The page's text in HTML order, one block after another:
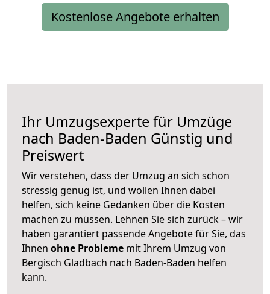
Kostenlose Angebote erhalten
Ihr Umzugsexperte für Umzüge
nach Baden-Baden Günstig und
Preiswert
Wir verstehen, dass der Umzug an sich schon
stressig genug ist, und wollen Ihnen dabei
helfen, sich keine Gedanken über die Kosten
machen zu müssen. Lehnen Sie sich zurück – wir
haben garantiert passende Angebote für Sie, das
Ihnen ohne Probleme mit Ihrem Umzug von
Bergisch Gladbach nach Baden-Baden helfen
kann.